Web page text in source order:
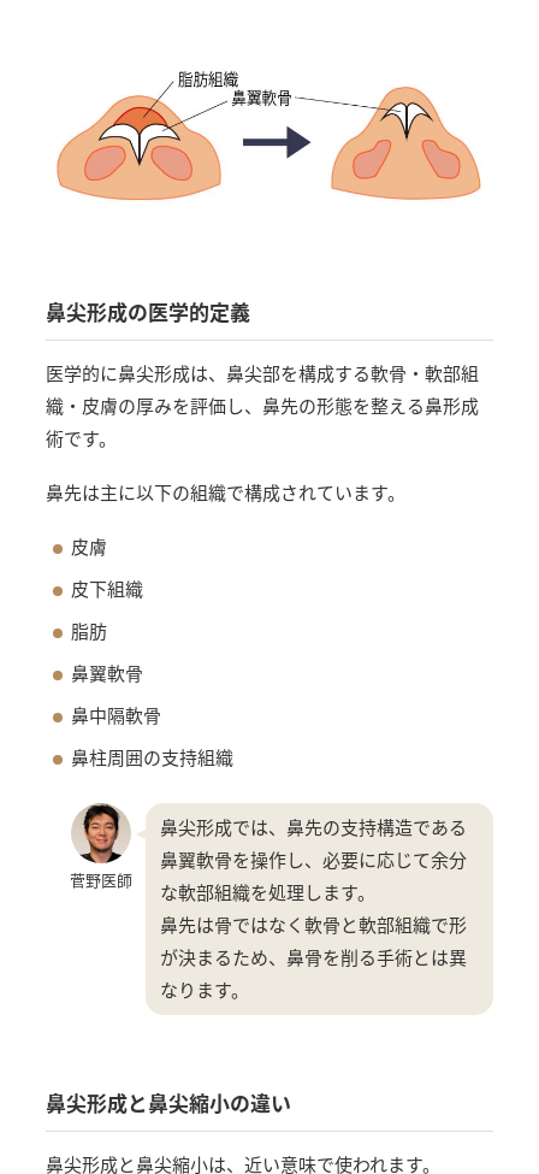
鼻尖形成の医学的定義
医学的に鼻尖形成は、鼻尖部を構成する軟骨・軟部組
織・皮膚の厚みを評価し、鼻先の形態を整える鼻形成
術です。
鼻先は主に以下の組織で構成されています。
皮膚
皮下組織
脂肪
鼻翼軟骨
鼻中隔軟骨
鼻柱周囲の支持組織
菅野医師
鼻尖形成では、鼻先の支持構造である
鼻翼軟骨を操作し、必要に応じて余分
な軟部組織を処理します。
鼻先は骨ではなく軟骨と軟部組織で形
が決まるため、鼻骨を削る手術とは異
なります。
鼻尖形成と鼻尖縮小の違い
鼻尖形成と鼻尖縮小は、近い意味で使われます。